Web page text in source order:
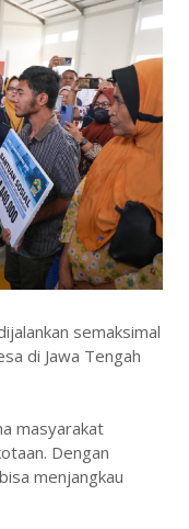
semaksimal
di Jawa Tengah
masyarakat
Dengan
menjangkau